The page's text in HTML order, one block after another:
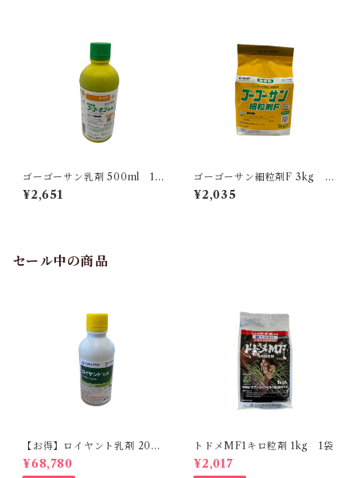
ゴーゴーサン乳剤 500ml 1
本
¥2,651
ゴーゴーサン細粒剤F 3kg 1
袋
¥2,035
セール中の商品
【お得】ロイヤント乳剤 200
ml 【1箱】20本入
¥68,780
トドメMF1キロ粒剤 1kg 1袋
¥2,017